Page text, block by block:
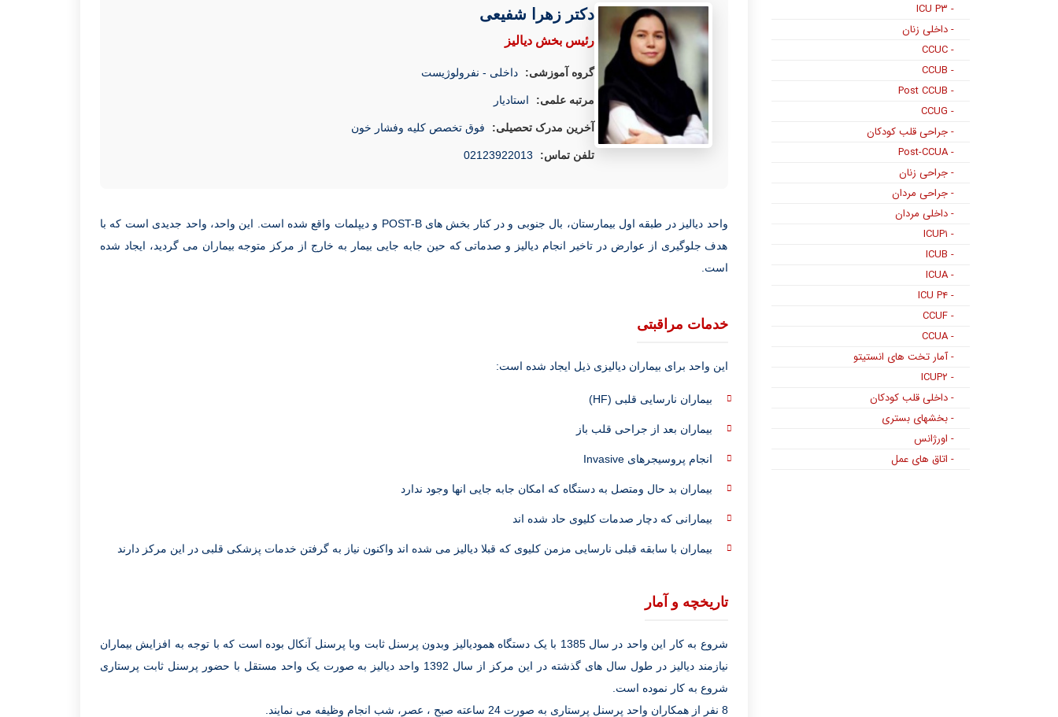
دکتر زهرا شفیعی
رئیس بخش دیالیز
گروه آموزشی: داخلی - نفرولوژیست
مرتبه علمی: استادیار
آخرین مدرک تحصیلی: فوق تخصص کلیه وفشار خون
تلفن تماس:
واحد دیالیز در طبقه اول بیمارستان، بال جنوبی و در کنار بخش های POST-B و دیپلمات واقع شده است. این واحد، واحد جدیدی است که با
هدف جلوگیری از عوارض در تاخیر انجام دیالیز و صدماتی که حین جابه جایی بیمار به خارج از مرکز متوجه بیماران می گردید، ایجاد شده
است.
خدمات مراقبتی
این واحد برای بیماران دیالیزی ذیل ایجاد شده است:
بیماران نارسایی قلبی (HF)
بیماران بعد از جراحی قلب باز
انجام پروسیجرهای Invasive
بیماران بد حال ومتصل به دستگاه که امکان جابه جایی انها وجود ندارد
بیمارانی که دچار صدمات کلیوی حاد شده اند
بیماران با سابقه قبلی نارسایی مزمن کلیوی که قبلا دیالیز می شده اند واکنون نیاز به گرفتن خدمات پزشکی قلبی در این مرکز دارند
تاریخچه و آمار
شروع به کار این واحد در سال 1385 با یک دستگاه همودیالیز وبدون پرسنل ثابت وبا پرسنل آنکال بوده است که با توجه به افزایش بیماران
نیازمند دیالیز در طول سال های گذشته در این مرکز از سال 1392 واحد دیالیز به صورت یک واحد مستقل با حضور پرسنل ثابت پرستاری
شروع به کار نموده است.
8 نفر از همکاران واحد پرسنل پرستاری به صورت 24 ساعته صبح ، عصر، شب انجام وظیفه می نمایند.
- ICU P۳
- داخلی زنان
- CCUC
- CCUB
- Post CCUB
- CCUG
- جراحی قلب کودکان
- Post-CCUA
- جراحی زنان
- جراحی مردان
- داخلی مردان
- ICUP۱
- ICUB
- ICUA
- ICU P۴
- CCUF
- CCUA
- آمار تخت های انستیتو
- ICUP۲
- داخلی قلب کودکان
- بخشهای بستری
- اورژانس
- اتاق های عمل